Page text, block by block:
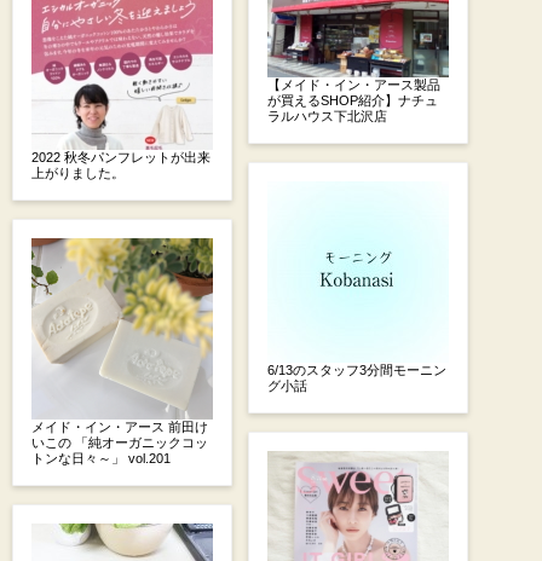
2022 秋冬パンフレットが出来
上がりました。
メイド・イン・アース 前田け
いこの 「純オーガニックコッ
トンな日々～」 vol.201
【メイド・イン・アース製品
が買えるSHOP紹介】ナチュ
ラルハウス下北沢店
6/13のスタッフ3分間モーニン
グ小話